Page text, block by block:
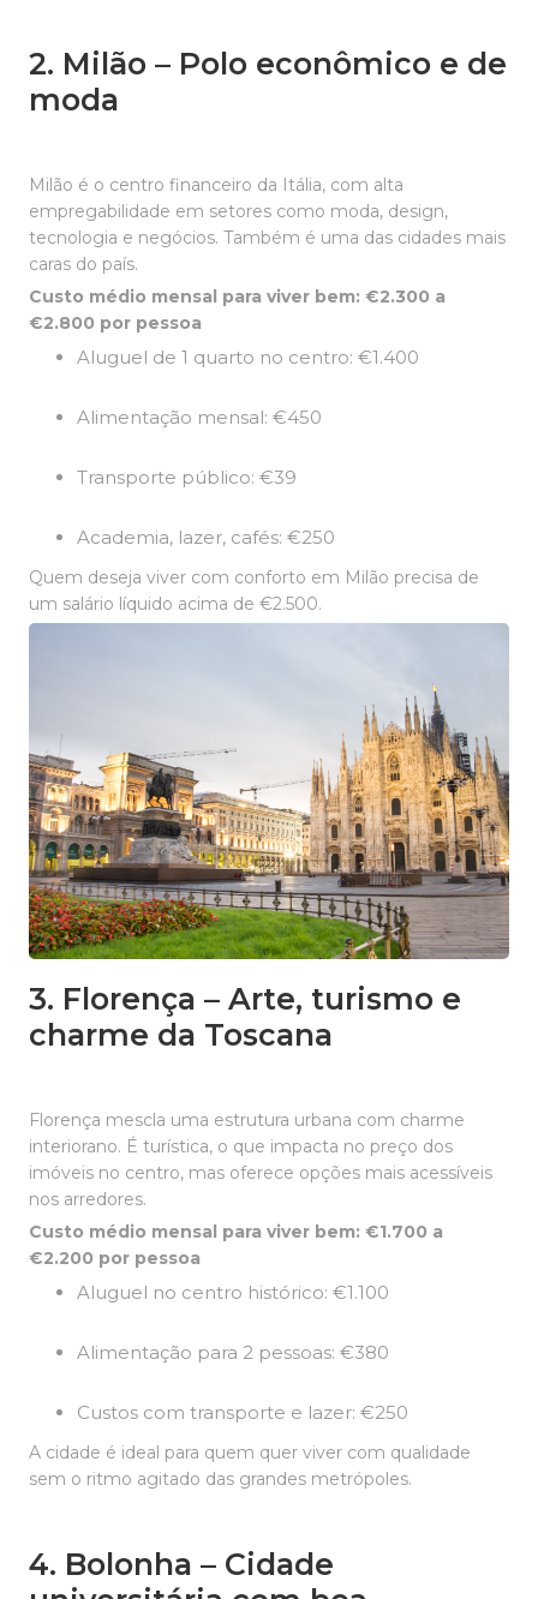
2. Milão – Polo econômico e de
moda
Milão é o centro financeiro da Itália, com alta
empregabilidade em setores como moda, design,
tecnologia e negócios. Também é uma das cidades mais
caras do país.
Custo médio mensal para viver bem: €2.300 a
€2.800 por pessoa
Aluguel de 1 quarto no centro: €1.400
Alimentação mensal: €450
Transporte público: €39
Academia, lazer, cafés: €250
Quem deseja viver com conforto em Milão precisa de
um salário líquido acima de €2.500.
3. Florença – Arte, turismo e
charme da Toscana
Florença mescla uma estrutura urbana com charme
interiorano. É turística, o que impacta no preço dos
imóveis no centro, mas oferece opções mais acessíveis
nos arredores.
Custo médio mensal para viver bem: €1.700 a
€2.200 por pessoa
Aluguel no centro histórico: €1.100
Alimentação para 2 pessoas: €380
Custos com transporte e lazer: €250
A cidade é ideal para quem quer viver com qualidade
sem o ritmo agitado das grandes metrópoles.
4. Bolonha – Cidade